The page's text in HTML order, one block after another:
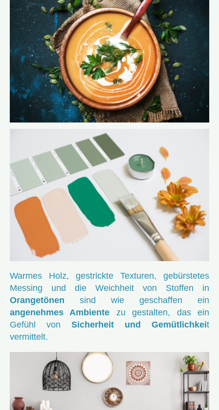
Warmes Holz, gestrickte Texturen, gebürstetes
Messing und die Weichheit von Stoffen in
Orangetönen sind wie geschaffen ein
angenehmes Ambiente zu gestalten, das ein
Gefühl von Sicherheit und Gemütlichkeit
vermittelt.